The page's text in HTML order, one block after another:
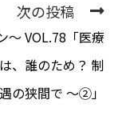
次の投稿
〜 VOL.78「医療
、誰のため？ 制
の狭間で ～②」